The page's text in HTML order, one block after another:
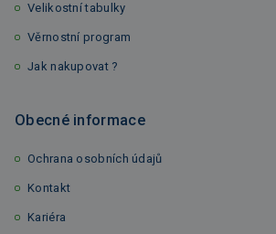
Velikostní tabulky
Věrnostní program
Jak nakupovat ?
Obecné informace
Ochrana osobních údajů
Kontakt
Kariéra